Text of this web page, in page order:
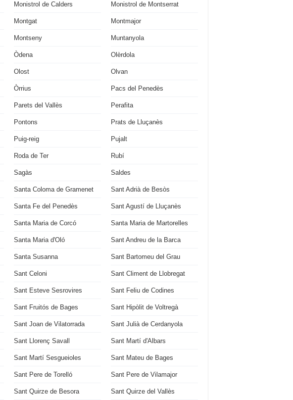
Monistrol de Calders Monistrol de Montserrat
Montgat Montmajor
Montseny Muntanyola
Òdena Olèrdola
Olost Olvan
Òrrius Pacs del Penedès
Parets del Vallès Perafita
Pontons Prats de Lluçanès
Puig-reig Pujalt
Roda de Ter Rubí
Sagàs Saldes
Santa Coloma de Gramenet Sant Adrià de Besòs
Santa Fe del Penedès Sant Agustí de Lluçanès
Santa Maria de Corcó Santa Maria de Martorelles
Santa Maria d'Oló Sant Andreu de la Barca
Santa Susanna Sant Bartomeu del Grau
Sant Celoni Sant Climent de Llobregat
Sant Esteve Sesrovires Sant Feliu de Codines
Sant Fruitós de Bages Sant Hipòlit de Voltregà
Sant Joan de Vilatorrada Sant Julià de Cerdanyola
Sant Llorenç Savall Sant Martí d'Albars
Sant Martí Sesgueioles Sant Mateu de Bages
Sant Pere de Torelló Sant Pere de Vilamajor
Sant Quirze de Besora Sant Quirze del Vallès